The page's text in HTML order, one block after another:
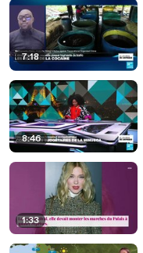
7:18
8:46
1:33